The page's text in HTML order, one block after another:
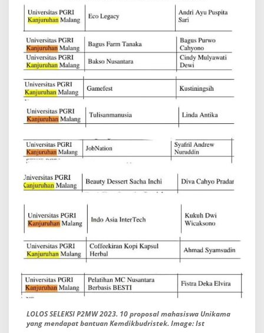
LOLOS SELEKSI P2MW 2023. 10 proposal mahasiswa Unikama
yang mendapat bantuan Kemdikbudristek. Image: Ist